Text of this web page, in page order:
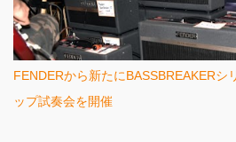
FENDERから新たにBASSBREAKERシ
ップ試奏会を開催